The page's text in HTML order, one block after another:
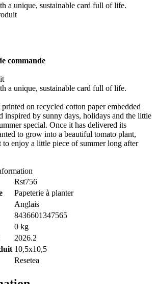
a unique, sustainable card full of life.
commande
a unique, sustainable card full of life.
on recycled cotton paper embedded
inspired by sunny days, holidays and the little
special. Once it has delivered its
to grow into a beautiful tomato plant,
enjoy a little piece of summer long after
Rst756
Papeterie à planter
Anglais
8436601347565
0 kg
2026.2
10,5x10,5
Resetea